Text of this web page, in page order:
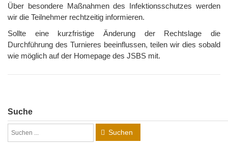
Über besondere Maßnahmen des Infektionsschutzes werden
wir die Teilnehmer rechtzeitig informieren.
Sollte eine kurzfristige Änderung der Rechtslage die
Durchführung des Turnieres beeinflussen, teilen wir dies sobald
wie möglich auf der Homepage des JSBS mit.
Suche
Suchen